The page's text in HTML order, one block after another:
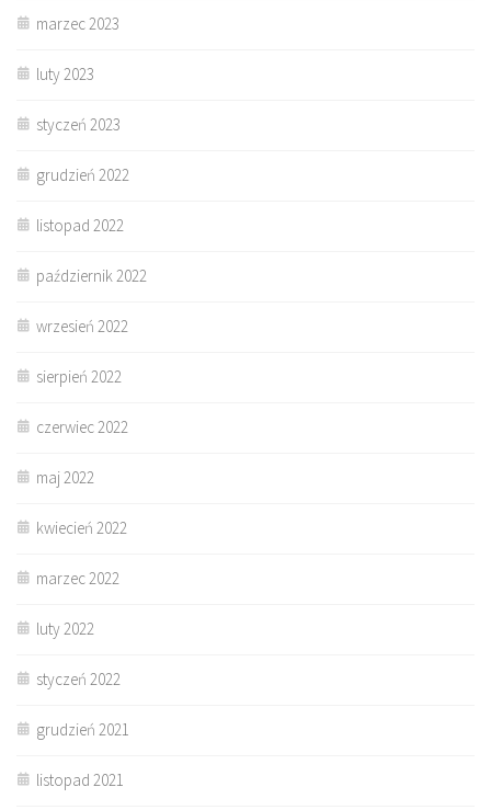
marzec 2023
luty 2023
styczeń 2023
grudzień 2022
listopad 2022
październik 2022
wrzesień 2022
sierpień 2022
czerwiec 2022
maj 2022
kwiecień 2022
marzec 2022
luty 2022
styczeń 2022
grudzień 2021
listopad 2021